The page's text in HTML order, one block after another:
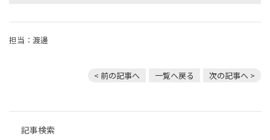
担当：渡邊
< 前の記事へ 一覧へ戻る 次の記事へ >
記事検索